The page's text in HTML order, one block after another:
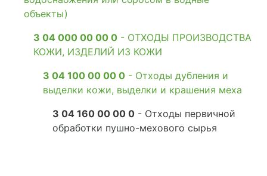
объекты)
3 04 000 00 00 0 - ОТХОДЫ ПРОИЗВОДСТВА
КОЖИ, ИЗДЕЛИЙ ИЗ КОЖИ
3 04 100 00 00 0 - Отходы дубления и
выделки кожи, выделки и крашения меха
3 04 160 00 00 0 - Отходы первичной
обработки пушно-мехового сырья